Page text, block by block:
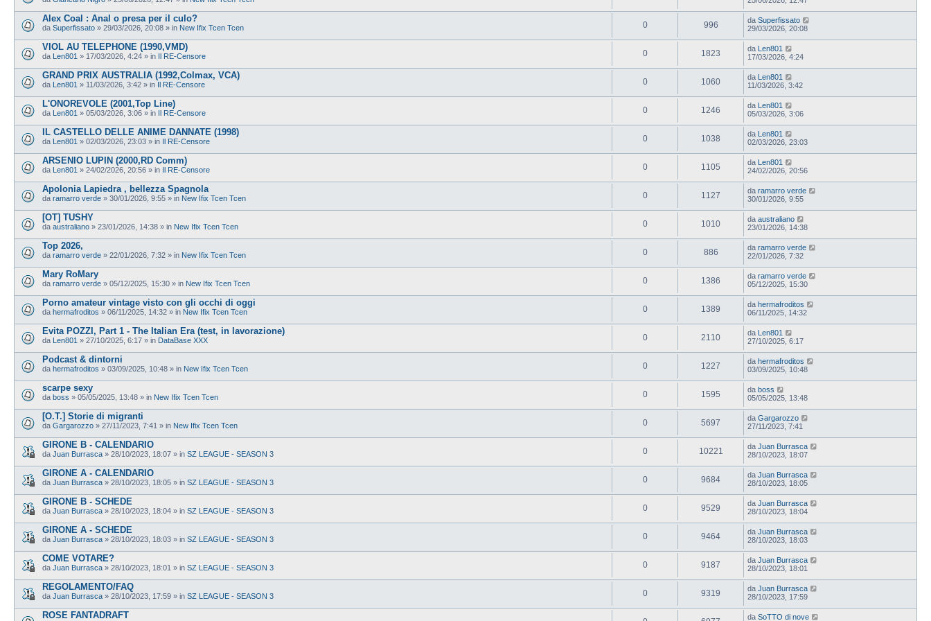
Alex Coal : Anal o presa per il culo?
da Superfissato » 29/03/2026, 20:08 » in New Ifix Tcen Tcen 0 996 da Superfissato
29/03/2026, 20:08
VIOL AU TELEPHONE (1990,VMD)
da Len801 » 17/03/2026, 4:24 » in Il RE-Censore 0 1823 da Len801
17/03/2026, 4:24
GRAND PRIX AUSTRALIA (1992,Colmax, VCA)
da Len801 » 11/03/2026, 3:42 » in Il RE-Censore 0 1060 da Len801
11/03/2026, 3:42
L'ONOREVOLE (2001,Top Line)
da Len801 » 05/03/2026, 3:06 » in Il RE-Censore 0 1246 da Len801
05/03/2026, 3:06
IL CASTELLO DELLE ANIME DANNATE (1998)
da Len801 » 02/03/2026, 23:03 » in Il RE-Censore 0 1038 da Len801
02/03/2026, 23:03
ARSENIO LUPIN (2000,RD Comm)
da Len801 » 24/02/2026, 20:56 » in Il RE-Censore 0 1105 da Len801
24/02/2026, 20:56
Apolonia Lapiedra , bellezza Spagnola
da ramarro verde » 30/01/2026, 9:55 » in New Ifix Tcen Tcen 0 1127 da ramarro verde
30/01/2026, 9:55
[OT] TUSHY
da australiano » 23/01/2026, 14:38 » in New Ifix Tcen Tcen 0 1010 da australiano
23/01/2026, 14:38
Top 2026,
da ramarro verde » 22/01/2026, 7:32 » in New Ifix Tcen Tcen 0 886 da ramarro verde
22/01/2026, 7:32
Mary RoMary
da ramarro verde » 05/12/2025, 15:30 » in New Ifix Tcen Tcen 0 1386 da ramarro verde
05/12/2025, 15:30
Porno amateur vintage visto con gli occhi di oggi
da hermafroditos » 06/11/2025, 14:32 » in New Ifix Tcen Tcen 0 1389 da hermafroditos
06/11/2025, 14:32
Evita POZZI, Part 1 - The Italian Era (test, in lavorazione)
da Len801 » 27/10/2025, 6:17 » in DataBase XXX 0 2110 da Len801
27/10/2025, 6:17
Podcast & dintorni
da hermafroditos » 03/09/2025, 10:48 » in New Ifix Tcen Tcen 0 1227 da hermafroditos
03/09/2025, 10:48
scarpe sexy
da boss » 05/05/2025, 13:48 » in New Ifix Tcen Tcen 0 1595 da boss
05/05/2025, 13:48
[O.T.] Storie di migranti
da Gargarozzo » 27/11/2023, 7:41 » in New Ifix Tcen Tcen 0 5697 da Gargarozzo
27/11/2023, 7:41
GIRONE B - CALENDARIO
da Juan Burrasca » 28/10/2023, 18:07 » in SZ LEAGUE - SEASON 3 0 10221 da Juan Burrasca
28/10/2023, 18:07
GIRONE A - CALENDARIO
da Juan Burrasca » 28/10/2023, 18:05 » in SZ LEAGUE - SEASON 3 0 9684 da Juan Burrasca
28/10/2023, 18:05
GIRONE B - SCHEDE
da Juan Burrasca » 28/10/2023, 18:04 » in SZ LEAGUE - SEASON 3 0 9529 da Juan Burrasca
28/10/2023, 18:04
GIRONE A - SCHEDE
da Juan Burrasca » 28/10/2023, 18:03 » in SZ LEAGUE - SEASON 3 0 9464 da Juan Burrasca
28/10/2023, 18:03
COME VOTARE?
da Juan Burrasca » 28/10/2023, 18:01 » in SZ LEAGUE - SEASON 3 0 9187 da Juan Burrasca
28/10/2023, 18:01
REGOLAMENTO/FAQ
da Juan Burrasca » 28/10/2023, 17:59 » in SZ LEAGUE - SEASON 3 0 9319 da Juan Burrasca
28/10/2023, 17:59
ROSE FANTADRAFT da SoTTO di nove